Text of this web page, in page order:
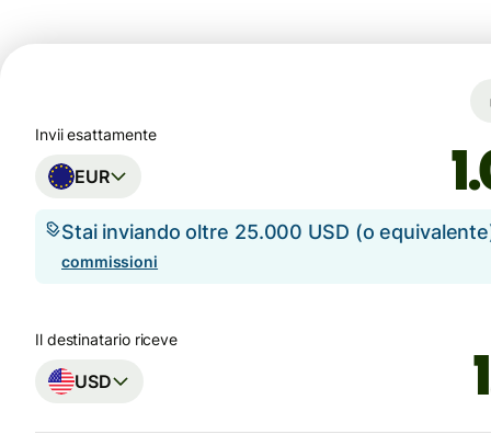
Invii esattamente
EUR
Stai inviando oltre 25.000 USD (o
commissioni
Il destinatario riceve
USD